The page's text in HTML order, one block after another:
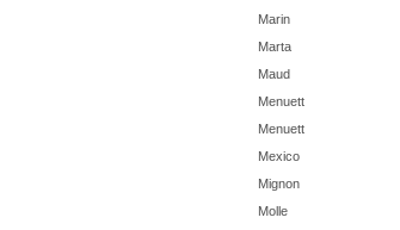
Marin
Marta
Maud
Menuett
Menuett
Mexico
Mignon
Molle